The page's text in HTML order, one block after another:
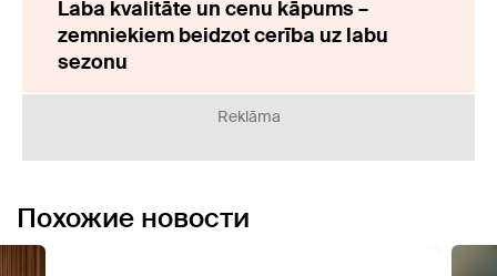
Laba kvalitāte un cenu kāpums –
zemniekiem beidzot cerība uz labu
sezonu
Reklāma
Похожие новости